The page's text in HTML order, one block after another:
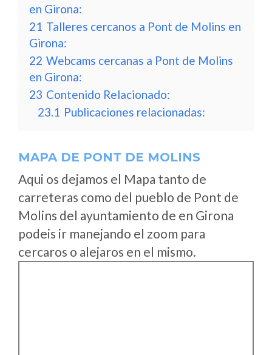
en Girona:
21 Talleres cercanos a Pont de Molins en
Girona:
22 Webcams cercanas a Pont de Molins
en Girona:
23 Contenido Relacionado:
23.1 Publicaciones relacionadas:
MAPA DE PONT DE MOLINS
Aqui os dejamos el Mapa tanto de
carreteras como del pueblo de Pont de
Molins del ayuntamiento de en Girona
podeis ir manejando el zoom para
cercaros o alejaros en el mismo.